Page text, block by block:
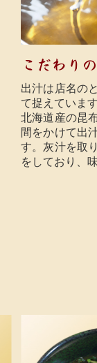
こだわり
出汁は店名の
て捉えています
北海道産の昆
間をかけて出
す。灰汁を取
をしており、